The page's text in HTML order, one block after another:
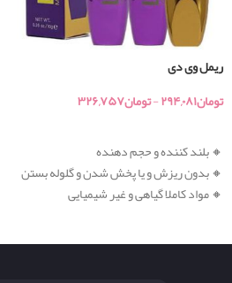
ریمل وی دی
تومان۲۹۴,۰۸۱-تومان۳۲۶,۷۵۷
🔸 بلند کننده وحجم دهنده
🔸 بدون ریزش و یا پخش شدن و گلوله بستن
🔸 مواد کاملا گیاهی و غیر شیمیایی